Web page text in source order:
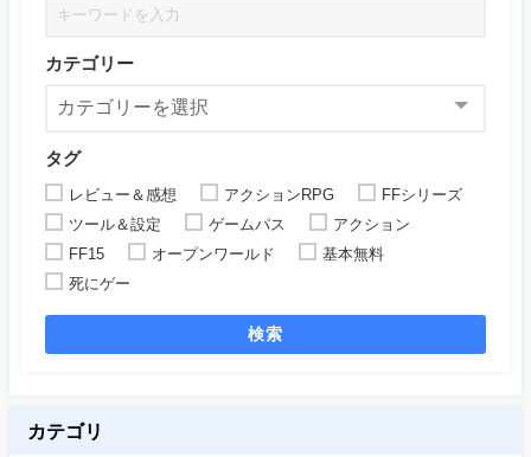
カテゴリー
タグ
レビュー＆感想 アクションRPG
FFシリーズ
ツール＆設定
ゲームパス
アクション
FF15
オープンワールド
基本無料
死にゲー
検索
カテゴリ